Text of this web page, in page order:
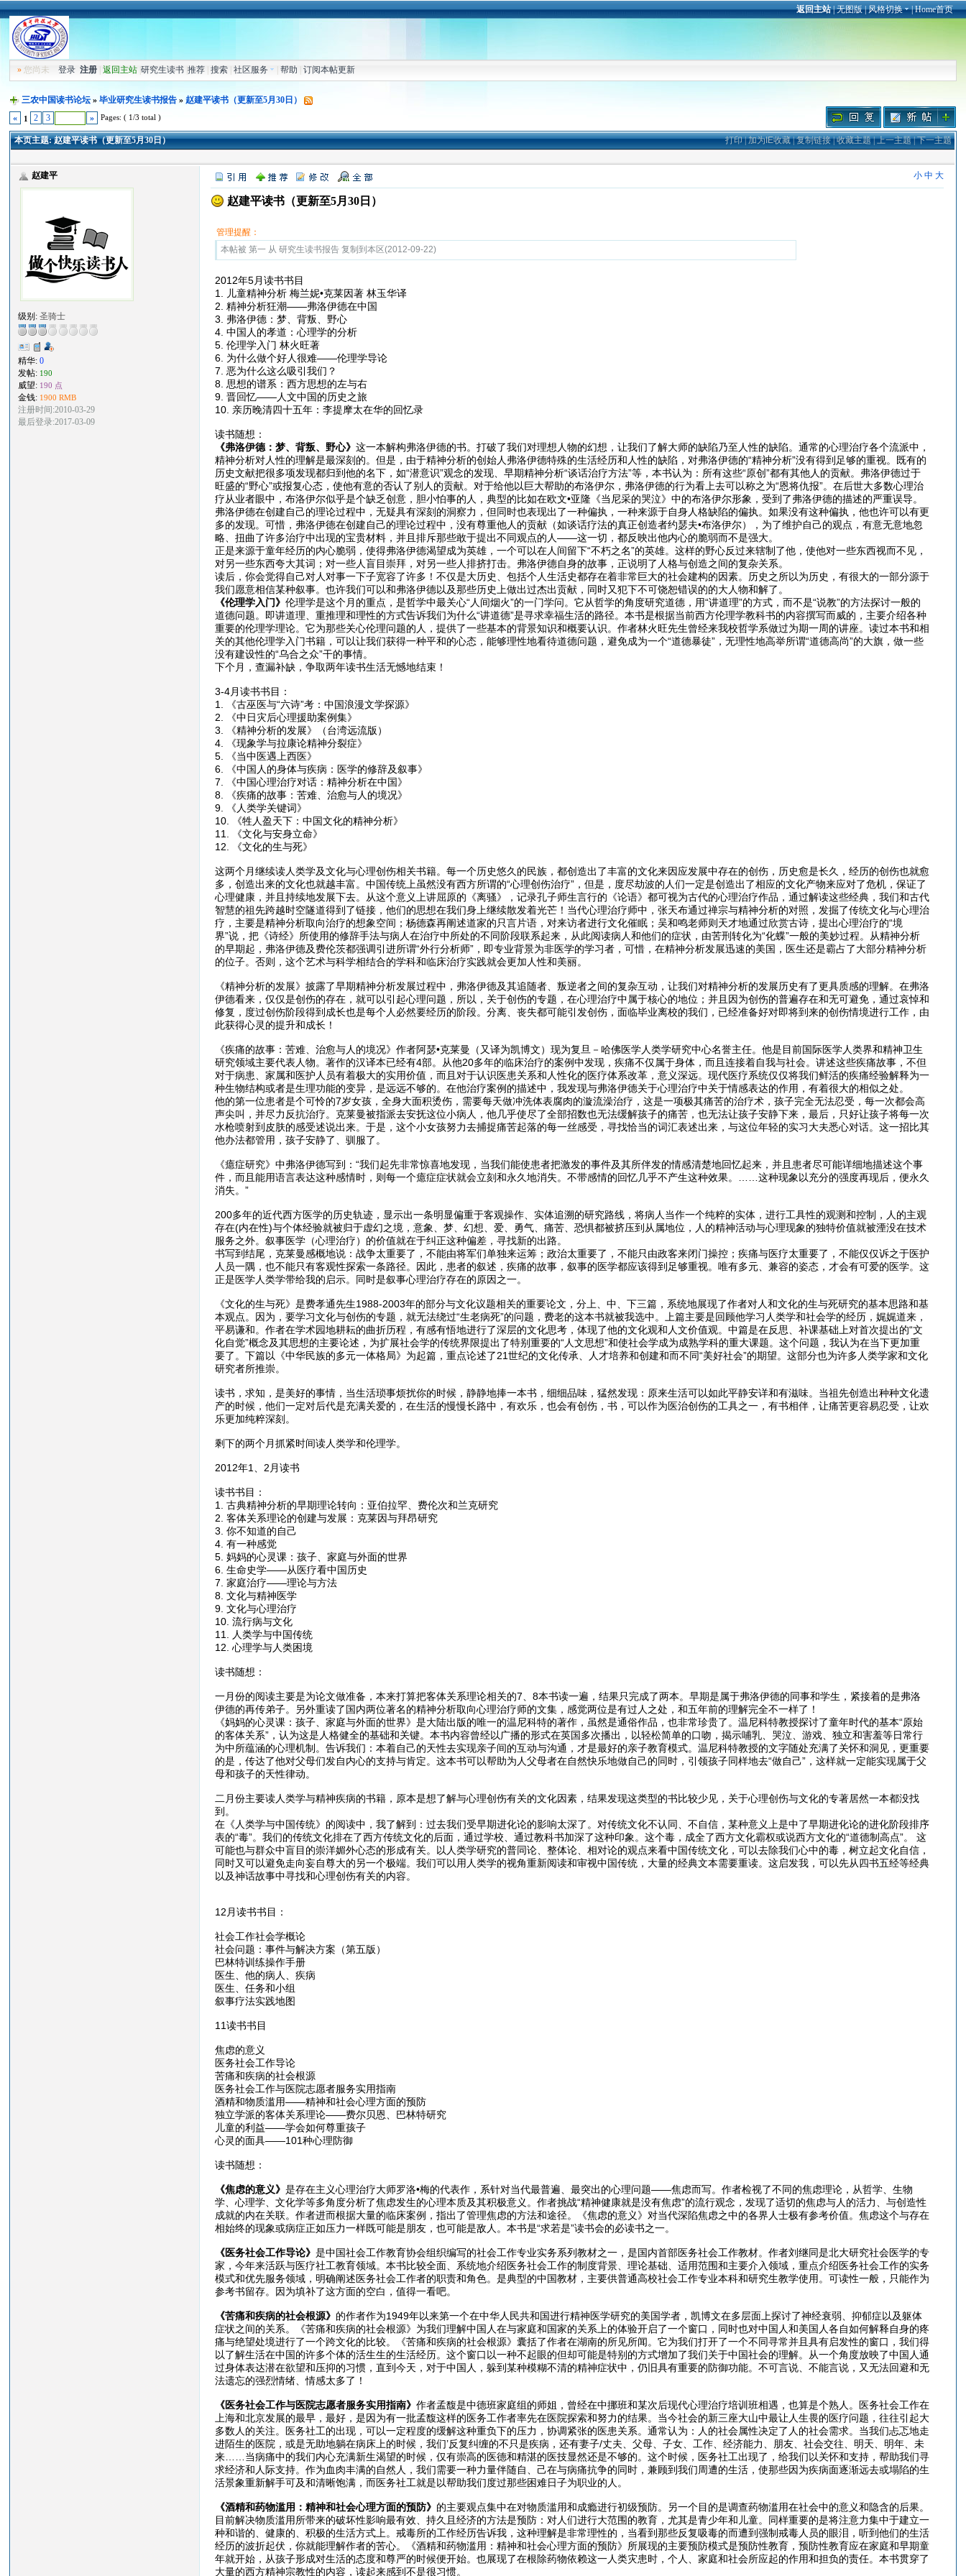
返回主站|无图版|风格切换 |Home首页
» 您尚未登录 注册 |返回主站 |研究生读书 |推荐 |搜索 |社区服务 |帮助 |订阅本帖更新
三农中国读书论坛»毕业研究生读书报告 »赵建平读书（更新至5月30日）
«
1 2 3 » Pages: ( 1/3 total )
本页主题:赵建平读书（更新至5月30日） 打印|加为IE收藏|复制链接|收藏主题|上一主题|下一主题
赵建平
级别:圣骑士
精华:0
发帖: 190
威望: 190 点
金钱: 1900 RMB
注册时间:2010-03-29
最后登录:2017-03-09
小 中 大
赵建平读书（更新至5月30日）
管理提醒：
本帖被 第一 从 研究生读书报告 复制到本区(2012-09-22)
2012年5月读书书目
1. 儿童精神分析 梅兰妮•克莱因著 林玉华译
2. 精神分析狂潮——弗洛伊德在中国
3. 弗洛伊德：梦、背叛、野心
4. 中国人的孝道：心理学的分析
5. 伦理学入门 林火旺著
6. 为什么做个好人很难——伦理学导论
7. 恶为什么这么吸引我们？
8. 思想的谱系：西方思想的左与右
9. 晋回忆——人文中国的历史之旅
10. 亲历晚清四十五年：李提摩太在华的回忆录
读书随想：
《弗洛伊德：梦、背叛、野心》 这一本解构弗洛伊德的书。打破了我们对理想人物的幻想，让我们了解大师的缺陷乃至人性的缺陷。通常的心理治疗各个流派中，
精神分析对人性的理解是最深刻的。但是，由于精神分析的创始人弗洛伊德特殊的生活经历和人性的缺陷，对弗洛伊德的“精神分析”没有得到足够的重视。既有的
历史文献把很多项发现都归到他的名下，如“潜意识”观念的发现、早期精神分析“谈话治疗方法”等，本书认为：所有这些“原创”都有其他人的贡献。弗洛伊德过于
旺盛的“野心”或报复心态，使他有意的否认了别人的贡献。对于给他以巨大帮助的布洛伊尔，弗洛伊德的行为看上去可以称之为“恩将仇报”。在后世大多数心理治
疗从业者眼中，布洛伊尔似乎是个缺乏创意，胆小怕事的人，典型的比如在欧文•亚隆《当尼采的哭泣》中的布洛伊尔形象，受到了弗洛伊德的描述的严重误导。
弗洛伊德在创建自己的理论过程中，无疑具有深刻的洞察力，但同时也表现出了一种偏执，一种来源于自身人格缺陷的偏执。如果没有这种偏执，他也许可以有更
多的发现。可惜，弗洛伊德在创建自己的理论过程中，没有尊重他人的贡献（如谈话疗法的真正创造者约瑟夫•布洛伊尔），为了维护自己的观点，有意无意地忽
略、扭曲了许多治疗中出现的宝贵材料，并且排斥那些敢于提出不同观点的人——这一切，都反映出他内心的脆弱而不是强大。
正是来源于童年经历的内心脆弱，使得弗洛伊德渴望成为英雄，一个可以在人间留下“不朽之名”的英雄。这样的野心反过来辖制了他，使他对一些东西视而不见，
对另一些东西夸大其词；对一些人盲目崇拜，对另一些人排挤打击。弗洛伊德自身的故事，正说明了人格与创造之间的复杂关系。
读后，你会觉得自己对人对事一下子宽容了许多！不仅是大历史、包括个人生活史都存在着非常巨大的社会建构的因素。历史之所以为历史，有很大的一部分源于
我们愿意相信某种叙事。也许我们可以和弗洛伊德以及那些历史上做出过杰出贡献，同时又犯下不可饶恕错误的的大人物和解了。
《伦理学入门》 伦理学是这个月的重点，是哲学中最关心“人间烟火”的一门学问。它从哲学的角度研究道德，用“讲道理”的方式，而不是“说教”的方法探讨一般的
道德问题。即讲道理、重推理和理性的方式告诉我们为什么“讲道德”是寻求幸福生活的路径。本书是根据当前西方伦理学教科书的内容撰写而威的，主要介绍各种
重要的伦理学理论。它为那些关心伦理问题的人，提供了一些基本的背景知识和概要认识。作者林火旺先生曾经来我校哲学系做过为期一周的讲座。读过本书和相
关的其他伦理学入门书籍，可以让我们获得一种平和的心态，能够理性地看待道德问题，避免成为一个“道德暴徒”，无理性地高举所谓“道德高尚”的大旗，做一些
没有建设性的“乌合之众”干的事情。
下个月，查漏补缺，争取两年读书生活无憾地结束！
3-4月读书书目：
1. 《古巫医与“六诗”考：中国浪漫文学探源》
2. 《中日灾后心理援助案例集》
3. 《精神分析的发展》（台湾远流版）
4. 《现象学与拉康论精神分裂症》
5. 《当中医遇上西医》
6. 《中国人的身体与疾病：医学的修辞及叙事》
7. 《中国心理治疗对话：精神分析在中国》
8. 《疾痛的故事：苦难、治愈与人的境况》
9. 《人类学关键词》
10. 《牲人盈天下：中国文化的精神分析》
11. 《文化与安身立命》
12. 《文化的生与死》
这两个月继续读人类学及文化与心理创伤相关书籍。每一个历史悠久的民族，都创造出了丰富的文化来因应发展中存在的创伤，历史愈是长久，经历的创伤也就愈
多，创造出来的文化也就越丰富。中国传统上虽然没有西方所谓的“心理创伤治疗”，但是，度尽劫波的人们一定是创造出了相应的文化产物来应对了危机，保证了
心理健康，并且持续地发展下去。从这个意义上讲屈原的《离骚》，记录孔子师生言行的《论语》都可视为古代的心理治疗作品，通过解读这些经典，我们和古代
智慧的祖先跨越时空隧道得到了链接，他们的思想在我们身上继续散发着光芒！当代心理治疗师中，张天布通过禅宗与精神分析的对照，发掘了传统文化与心理治
疗，主要是精神分析取向治疗的想象空间；杨德森再阐述道家的只言片语，对来访者进行文化催眠；吴和鸣老师则天才地通过欣赏古诗，提出心理治疗的“境
界”说，把《诗经》所使用的修辞手法与病人在治疗中所处的不同阶段联系起来，从此阅读病人和他们的症状，由苦刑转化为“化蝶”一般的美妙过程。从精神分析
的早期起，弗洛伊德及费伦茨都强调引进所谓“外行分析师”，即专业背景为非医学的学习者，可惜，在精神分析发展迅速的美国，医生还是霸占了大部分精神分析
的位子。否则，这个艺术与科学相结合的学科和临床治疗实践就会更加人性和美丽。
《精神分析的发展》披露了早期精神分析发展过程中，弗洛伊德及其追随者、叛逆者之间的复杂互动，让我们对精神分析的发展历史有了更具质感的理解。在弗洛
伊德看来，仅仅是创伤的存在，就可以引起心理问题，所以，关于创伤的专题，在心理治疗中属于核心的地位；并且因为创伤的普遍存在和无可避免，通过哀悼和
修复，度过创伤阶段得到成长也是每个人必然要经历的阶段。分离、丧失都可能引发创伤，面临毕业离校的我们，已经准备好对即将到来的创伤情境进行工作，由
此获得心灵的提升和成长！
《疾痛的故事：苦难、治愈与人的境况》作者阿瑟•克莱曼（又译为凯博文）现为复旦－哈佛医学人类学研究中心名誉主任。他是目前国际医学人类界和精神卫生
研究领域主要代表人物。著作的汉译本已经有4部。从他20多年的临床治疗的案例中发现，疾痛不仅属于身体，而且连接着自我与社会。讲述这些疾痛故事，不但
对于病患、家属和医护人员有着极大的实用价值，而且对于认识医患关系和人性化的医疗体系改革，意义深远。现代医疗系统仅仅将我们鲜活的疾痛经验解释为一
种生物结构或者是生理功能的变异，是远远不够的。在他治疗案例的描述中，我发现与弗洛伊德关于心理治疗中关于情感表达的作用，有着很大的相似之处。
他的第一位患者是个可怜的7岁女孩，全身大面积烫伤，需要每天做冲洗体表腐肉的漩流澡治疗，这是一项极其痛苦的治疗术，孩子完全无法忍受，每一次都会高
声尖叫，并尽力反抗治疗。克莱曼被指派去安抚这位小病人，他几乎使尽了全部招数也无法缓解孩子的痛苦，也无法让孩子安静下来，最后，只好让孩子将每一次
水枪喷射到皮肤的感受述说出来。于是，这个小女孩努力去捕捉痛苦起落的每一丝感受，寻找恰当的词汇表述出来，与这位年轻的实习大夫悉心对话。这一招比其
他办法都管用，孩子安静了、驯服了。
《癔症研究》中弗洛伊德写到：“我们起先非常惊喜地发现，当我们能使患者把激发的事件及其所伴发的情感清楚地回忆起来，并且患者尽可能详细地描述这个事
件，而且能用语言表达这种感情时，则每一个癔症症状就会立刻和永久地消失。不带感情的回忆几乎不产生这种效果。……这种现象以充分的强度再现后，便永久
消失。”
200多年的近代西方医学的历史轨迹，显示出一条明显偏重于客观操作、实体追溯的研究路线，将病人当作一个纯粹的实体，进行工具性的观测和控制，人的主观
存在(内在性)与个体经验就被归于虚幻之境，意象、梦、幻想、爱、勇气、痛苦、恐惧都被挤压到从属地位，人的精神活动与心理现象的独特价值就被湮没在技术
服务之外。叙事医学（心理治疗）的价值就在于纠正这种偏差，寻找新的出路。
书写到结尾，克莱曼感概地说：战争太重要了，不能由将军们单独来运筹；政治太重要了，不能只由政客来闭门操控；疾痛与医疗太重要了，不能仅仅诉之于医护
人员一隅，也不能只有客观性探索一条路径。因此，患者的叙述，疾痛的故事，叙事的医学都应该得到足够重视。唯有多元、兼容的姿态，才会有可爱的医学。这
正是医学人类学带给我的启示。同时是叙事心理治疗存在的原因之一。
《文化的生与死》是费孝通先生1988-2003年的部分与文化议题相关的重要论文，分上、中、下三篇，系统地展现了作者对人和文化的生与死研究的基本思路和基
本观点。因为，要学习文化与创伤的专题，就无法绕过“生老病死”的问题，费老的这本书就被我选中。上篇主要是回顾他学习人类学和社会学的经历，娓娓道来，
平易谦和。作者在学术园地耕耘的曲折历程，有感有悟地进行了深层的文化思考，体现了他的文化观和人文价值观。中篇是在反思、补课基础上对首次提出的“文
化自觉”概念及其思想的主要论述，为扩展社会学的传统界限提出了特别重要的“人文思想”和使社会学成为成熟学科的重大课题。这个问题，我认为在当下更加重
要了。下篇以《中华民族的多元一体格局》为起篇，重点论述了21世纪的文化传承、人才培养和创建和而不同“美好社会”的期望。这部分也为许多人类学家和文化
研究者所推崇。
读书，求知，是美好的事情，当生活琐事烦扰你的时候，静静地捧一本书，细细品味，猛然发现：原来生活可以如此平静安详和有滋味。当祖先创造出种种文化遗
产的时候，他们一定对后代是充满关爱的，在生活的慢慢长路中，有欢乐，也会有创伤，书，可以作为医治创伤的工具之一，有书相伴，让痛苦更容易忍受，让欢
乐更加纯粹深刻。
剩下的两个月抓紧时间读人类学和伦理学。
2012年1、2月读书
读书书目：
1. 古典精神分析的早期理论转向：亚伯拉罕、费伦次和兰克研究
2. 客体关系理论的创建与发展：克莱因与拜昂研究
3. 你不知道的自己
4. 有一种感觉
5. 妈妈的心灵课：孩子、家庭与外面的世界
6. 生命史学——从医疗看中国历史
7. 家庭治疗——理论与方法
8. 文化与精神医学
9. 文化与心理治疗
10. 流行病与文化
11. 人类学与中国传统
12. 心理学与人类困境
读书随想：
一月份的阅读主要是为论文做准备，本来打算把客体关系理论相关的7、8本书读一遍，结果只完成了两本。早期是属于弗洛伊德的同事和学生，紧接着的是弗洛
伊德的再传弟子。另外重读了国内两位著名的精神分析取向心理治疗师的文集，感觉两位是有过人之处，和五年前的理解完全不一样了！
《妈妈的心灵课：孩子、家庭与外面的世界》是大陆出版的唯一的温尼科特的著作，虽然是通俗作品，也非常珍贵了。温尼科特教授探讨了童年时代的基本“原始
的客体关系”，认为这是人格健全的基础和关键。本书内容曾经以广播的形式在英国多次播出，以轻松简单的口吻，揭示哺乳、哭泣、游戏、独立和害羞等日常行
为中所蕴涵的心理机制。告诉我们：本着自己的天性去实现亲子间的互动与沟通，才是最好的亲子教育模式。温尼科特教授的文字随处充满了关怀和洞见，更重要
的是，传达了他对父母们发自内心的支持与肯定。这本书可以帮助为人父母者在自然快乐地做自己的同时，引领孩子同样地去“做自己”，这样就一定能实现属于父
母和孩子的天性律动。
二月份主要读人类学与精神疾病的书籍，原本是想了解与心理创伤有关的文化因素，结果发现这类型的书比较少见，关于心理创伤与文化的专著居然一本都没找
到。
在《人类学与中国传统》的阅读中，我了解到：过去我们受早期进化论的影响太深了。对传统文化不认同、不自信，某种意义上是中了早期进化论的进化阶段排序
表的“毒”。我们的传统文化排在了西方传统文化的后面，通过学校、通过教科书加深了这种印象。这个毒，成全了西方文化霸权或说西方文化的“道德制高点”。 这
可能也与群众中盲目的崇洋媚外心态的形成有关。以人类学研究的普同论、整体论、相对论的观点来看中国传统文化，可以去除我们心中的毒，树立起文化自信，
同时又可以避免走向妄自尊大的另一个极端。我们可以用人类学的视角重新阅读和审视中国传统，大量的经典文本需要重读。这启发我，可以先从四书五经等经典
以及神话故事中寻找和心理创伤有关的内容。
12月读书书目：
社会工作社会学概论
社会问题：事件与解决方案（第五版）
巴林特训练操作手册
医生、他的病人、疾病
医生、任务和小组
叙事疗法实践地图
11读书书目
焦虑的意义
医务社会工作导论
苦痛和疾病的社会根源
医务社会工作与医院志愿者服务实用指南
酒精和物质滥用——精神和社会心理方面的预防
独立学派的客体关系理论——费尔贝恩、巴林特研究
儿童的利益——学会如何尊重孩子
心灵的面具——101种心理防御
读书随想：
《焦虑的意义》 是存在主义心理治疗大师罗洛•梅的代表作，系针对当代最普遍、最突出的心理问题——焦虑而写。作者检视了不同的焦虑理论，从哲学、生物
学、心理学、文化学等多角度分析了焦虑发生的心理本质及其积极意义。作者挑战“精神健康就是没有焦虑”的流行观念，发现了适切的焦虑与人的活力、与创造性
成就的内在关联。作者进而根据大量的临床案例，指出了管理焦虑的方法和途径。《焦虑的意义》对当代深陷焦虑之中的各界人士极有参考价值。焦虑这个与存在
相始终的现象或病症正如压力一样既可能是朋友，也可能是敌人。本书是“求若是”读书会的必读书之一。
《医务社会工作导论》 是中国社会工作教育协会组织编写的社会工作专业实务系列教材之一，是国内首部医务社会工作教材。作者刘继同是北大研究社会医学的专
家，今年来活跃与医疗社工教育领域。本书比较全面、系统地介绍医务社会工作的制度背景、理论基础、适用范围和主要介入领域，重点介绍医务社会工作的实务
模式和优先服务领域，明确阐述医务社会工作者的职责和角色。是典型的中国教材，主要供普通高校社会工作专业本科和研究生教学使用。可读性一般，只能作为
参考书留存。因为填补了这方面的空白，值得一看吧。
《苦痛和疾病的社会根源》 的作者作为1949年以来第一个在中华人民共和国进行精神医学研究的美国学者，凯博文在多层面上探讨了神经衰弱、抑郁症以及躯体
症状之间的关系。《苦痛和疾病的社会根源》为我们理解中国人在与家庭和国家的关系上的体验开启了一个窗口，同时也对中国人和美国人各自如何解释自身的疼
痛与绝望处境进行了一个跨文化的比较。《苦痛和疾病的社会根源》囊括了作者在湖南的所见所闻。它为我们打开了一个不同寻常并且具有启发性的窗口，我们得
以了解生活在中国的许多个体的活生生的生活经历。这个窗口以一种不起眼的但却可能是特别的方式增加了我们关于中国社会的理解。从一个角度放映了中国人通
过身体表达潜在欲望和压抑的习惯，直到今天，对于中国人，躲到某种模糊不清的精神症状中，仍旧具有重要的防御功能。不可言说、不能言说，又无法回避和无
法遗忘的强烈情绪、情感太多了！
《医务社会工作与医院志愿者服务实用指南》 作者孟馥是中德班家庭组的师姐，曾经在中挪班和某次后现代心理治疗培训班相遇，也算是个熟人。医务社会工作在
上海和北京发展的最早，最好，是因为有一批孟馥这样的医务工作者率先在医院探索和努力的结果。当今社会的新三座大山中最让人生畏的医疗问题，往往引起大
多数人的关注。医务社工的出现，可以一定程度的缓解这种重负下的压力，协调紧张的医患关系。通常认为：人的社会属性决定了人的社会需求。当我们忐忑地走
进陌生的医院，或是无助地躺在病床上的时候，我们’反复纠缠的不只是疾病，还有妻子/丈夫、父母、子女、工作、经济能力、朋友、社会交往、明天、明年、未
来……当病痛中的我们内心充满新生渴望的时候，仅有崇高的医德和精湛的医技显然还是不够的。这个时候，医务社工出现了，给我们以关怀和支持，帮助我们寻
求经济和人际支持。作为血肉丰满的自然人，我们需要一种力量伴随自、己在与病痛抗争的同时，兼顾到我们周遭的生活，使那些因为疾病面逐渐远去或塌陷的生
活景象重新解手可及和清晰饱满，而医务社工就是以帮助我们度过那些困难日子为职业的人。
《酒精和药物滥用：精神和社会心理方面的预防》 的主要观点集中在对物质滥用和成瘾进行初级预防。另一个目的是调查药物滥用在社会中的意义和隐含的后果。
目前解决物质滥用所带来的破坏性影响最有效、持久且经济的方法是预防：对人们进行大范围的教育，尤其是青少年和儿童。同样重要的是将注意力集中于建立一
种和谐的、健康的、积极的生活方式上。戒毒所的工作经历告诉我，这种理解是非常理性的，当看到那些反复吸毒的而遭到强制戒毒人员的眼泪，听到他们的生活
经历的波折起伏，你就能理解作者的苦心。《酒精和药物滥用：精神和社会心理方面的预防》所展现的主要预防模式是预防性教育，预防性教育应在家庭和早期童
年就开始，从孩子形成对生活的态度和尊严的时候便开始。也展现了在根除药物依赖这一人类灾患时，个人、家庭和社会所应起的作用和担负的责任。本书贯穿了
大量的西方精神宗教性的内容，读起来感到不是很习惯。